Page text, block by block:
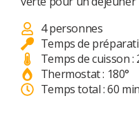
4 personnes
Temps de
Temps de cuisson :
Thermostat : 180°
Temps total : 60